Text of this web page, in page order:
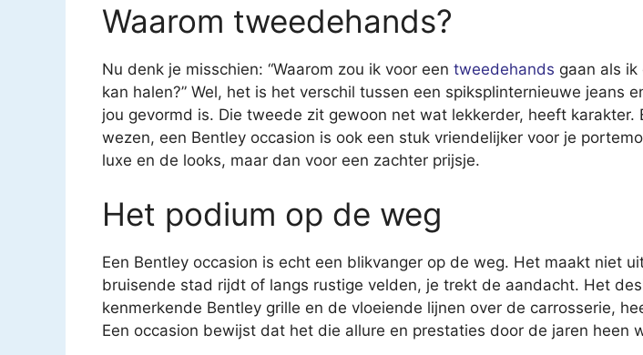
Waarom tweedehands?
Nu denk je misschien: “Waarom zou ik voor een tweedehands gaan als ik
kan halen?” Wel, het is het verschil tussen een spiksplinternieuwe jeans
jou gevormd is. Die tweede zit gewoon net wat lekkerder, heeft karakter.
wezen, een Bentley occasion is ook een stuk vriendelijker voor je
luxe en de looks, maar dan voor een zachter prijsje.
Het podium op de weg
Een Bentley occasion is echt een blikvanger op de weg. Het maakt niet
bruisende stad rijdt of langs rustige velden, je trekt de aandacht. Het
kenmerkende Bentley grille en de vloeiende lijnen over de carrosserie,
Een occasion bewijst dat het die allure en prestaties door de jaren heen